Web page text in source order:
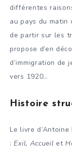
différentes
au pays du matin
de partir sur les
propose d’en
d’immigration de
vers 1920…
Histoire
Le livre
:Exil, Accueil et